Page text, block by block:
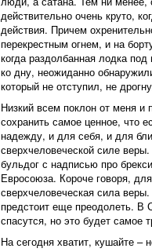
действительно очень круто,
действия. Причем
перекрестным огнем, и на
когда раздолбанная лодка
ко дну, неожиданно
который не отступил, не
Низкий всем поклон от меня
сохранить самое ценное, что
надежду, и для себя, и для
сверхчеловеческой силе
бульдог с надписью про
Евросоюза. Короче говоря,
сверхчеловеческая сила
предстоит еще преодолеть. В
спасутся, но это будет самое
На сегодня хватит, кушайте –